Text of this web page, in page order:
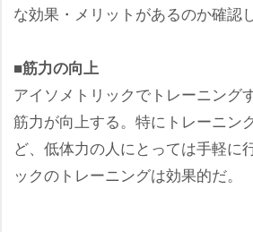
な効果・メリットがあるのか確認
■筋力の向上
アイソメトリックでトレーニング
筋力が向上する。特にトレーニン
ど、低体力の人にとっては手軽に
ックのトレーニングは効果的だ。